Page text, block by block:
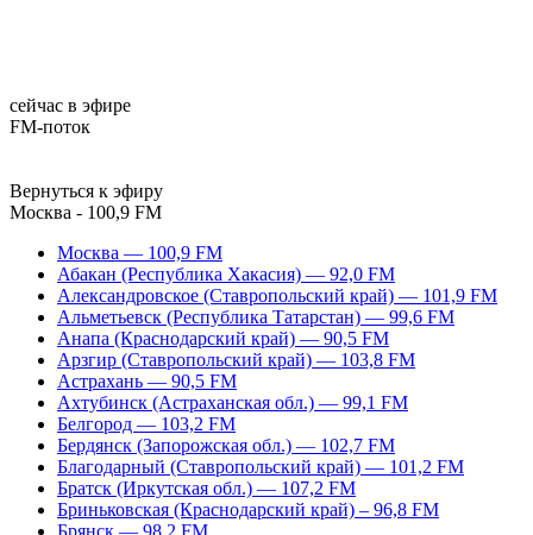
сейчас в эфире
FM-поток
Вернуться к эфиру
Москва - 100,9 FM
Москва — 100,9 FM
Абакан (Республика Хакасия) — 92,0 FM
Александровское (Ставропольский край) — 101,9 FM
Альметьевск (Республика Татарстан) — 99,6 FM
Анапа (Краснодарский край) — 90,5 FM
Арзгир (Ставропольский край) — 103,8 FM
Астрахань — 90,5 FM
Ахтубинск (Астраханская обл.) — 99,1 FM
Белгород — 103,2 FM
Бердянск (Запорожская обл.) — 102,7 FM
Благодарный (Ставропольский край) — 101,2 FM
Братск (Иркутская обл.) — 107,2 FM
Бриньковская (Краснодарский край) – 96,8 FM
Брянск — 98,2 FM